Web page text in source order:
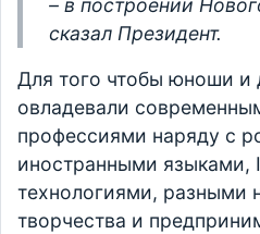
– в построении
сказал Президент.
Для того чтобы юноши и
овладевали
профессиями наряду с
иностранными языками,
технологиями, разными
творчества и